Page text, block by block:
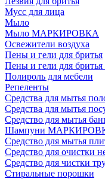
Мусс для лица
Мыло
Мыло МАРКИРОВКА
Освежители воздуха
Пены и гели для бритья
Пены и гели для
Полироль для мебели
Репеленты
Средства для мытья
Средства для мытья
Средство для мытья
Шампуни
Средство для мытья
Средство для очистки
Средство для чистки
Стиральные порошки